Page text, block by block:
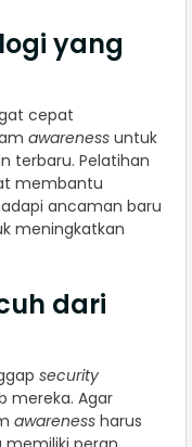
yang
cepat
awareness untuk
terbaru. Pelatihan
membantu
ancaman baru
meningkatkan
dari
security
mereka. Agar
awareness harus